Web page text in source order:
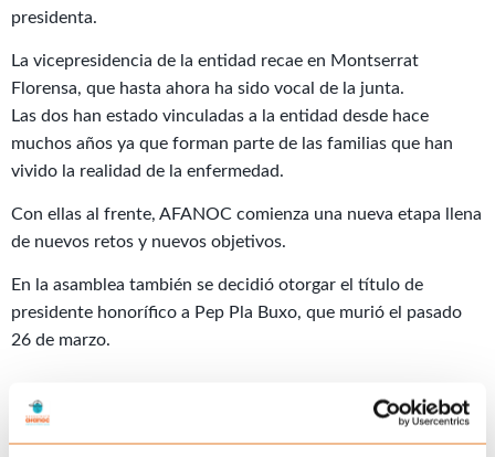
presidenta.
La vicepresidencia de la entidad recae en Montserrat
Florensa, que hasta ahora ha sido vocal de la junta.
Las dos han estado vinculadas a la entidad desde hace
muchos años ya que forman parte de las familias que han
vivido la realidad de la enfermedad.
Con ellas al frente, AFANOC comienza una nueva etapa llena
de nuevos retos y nuevos objetivos.
En la asamblea también se decidió otorgar el título de
presidente honorífico a Pep Pla Buxo, que murió el pasado
26 de marzo.
Prev
ANTERIOR
LA FUNDACIÓN PORTAVENTURA PONE EN MARCHA «PORTAVENTURA DREAMS»
SEGÜENT
Presentación oficial de La Casa de los Xuklis e inauguración de la calle Joana Alemany y Patio de Pep Pla